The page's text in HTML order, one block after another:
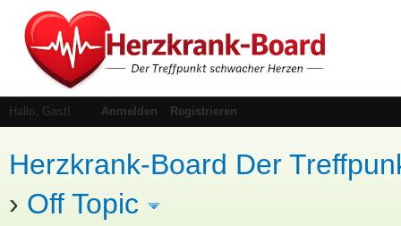
Hallo, Gast! Anmelden Registrieren
Herzkrank-Board Der
› Off Topic